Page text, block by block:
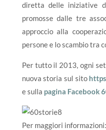
diretta delle iniziative
promosse dalle tre
approccio alla
persone e lo scambio tra
Per tutto il 2013, ogni
nuova storia sul sito
e sulla pagina Facebook
Per maggiori informazioni: